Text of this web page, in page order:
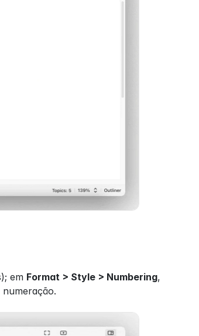
em Format > Style > Numbering,